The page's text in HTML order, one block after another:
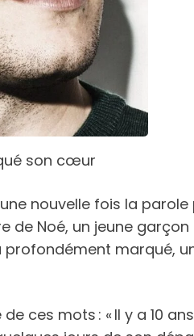
son cœur
nouvelle fois la
de Noé, un jeune
marqué,
ces mots : « Il y a 10